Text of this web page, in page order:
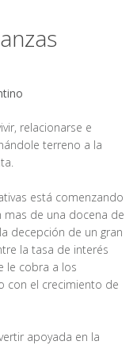
relacionarse e
terreno a la
está comenzando
mas de una docena de
decepción de un gran
la tasa de interés
le cobra a los
con el crecimiento de
apoyada en la